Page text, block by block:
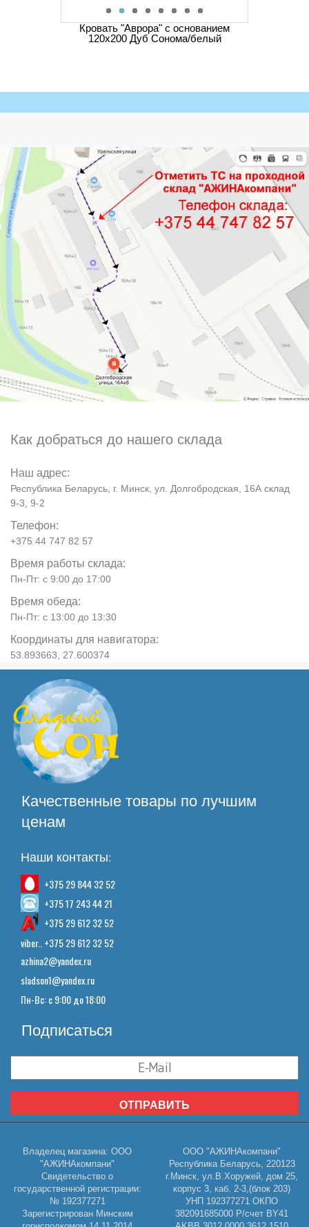
Кровать "Аврора" с основанием
120х200 Дуб Сонома/белый
Как добраться до нашего склада
Наш адрес:
Республика Беларусь, г. Минск, ул. Долгобродская, 16А склад
9-3, 9-2
Телефон:
+375 44 747 82 57
Время работы склада:
Пн-Пт: с 9:00 до 17:00
Время обеда:
Пн-Пт: с 13:00 до 13:30
Координаты для навигатора:
53.893663, 27.600374
Качественные товары по лучшим
ценам
Наши контакты:
+375 29 844 32 52
+375 17 243 44 21
+375 29 612 32 52
viber.. +375 29 612 32 52
azhina2@yandex.ru
sladson1@yandex.ru
Пн-Вс: с 9:00 до 18:00
Подписаться
ОТПРАВИТЬ
Владелец магазина: ООО
"АЖИНАкомпани"
Свидетельство о
государственной регистрации:
№ 192377271
Зарегистрирован Минским
ООО "АЖИНАкомпани"
Республика Беларусь, 220123
г.Минск, ул.В.Хоружей, дом 25,
корпус 3, каб. 2-3,(блок 203)
УНП 192377271 ОКПО
382091685000 Р/счет BY41